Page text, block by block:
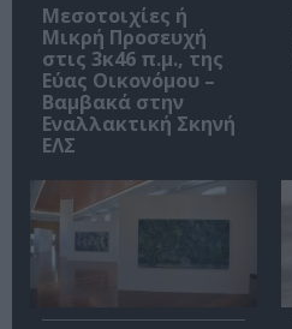
Μεσοτοιχίες ή
Μικρή Προσευχή
στις 3κ46 π.μ., της
Εύας Οικονόμου –
Βαμβακά στην
Εναλλακτική Σκηνή
ΕΛΣ